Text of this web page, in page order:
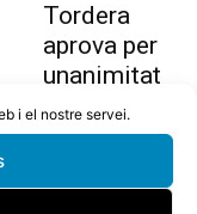
i el nostre servei.
Tordera
aprova per
unanimitat
la nova
ordenança i
nt del